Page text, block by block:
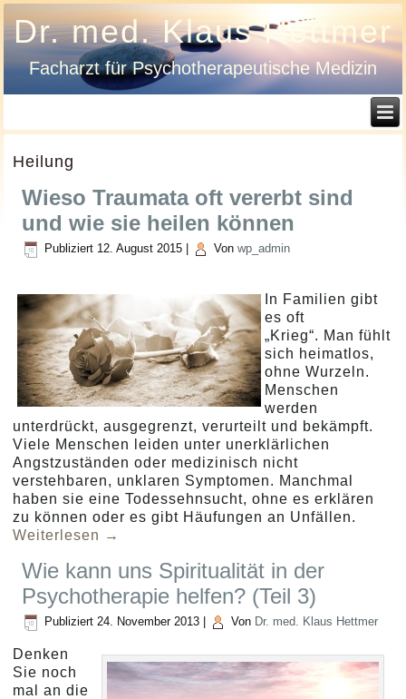
Dr. med. Klaus Hettmer
Facharzt für Psychotherapeutische Medizin
Heilung
Wieso Traumata oft vererbt sind
und wie sie heilen können
Publiziert 12. August 2015 Von wp_admin
In Familien gibt
es oft
„Krieg“. Man fühlt
sich heimatlos,
ohne Wurzeln.
Menschen
werden
unterdrückt, ausgegrenzt, verurteilt und bekämpft.
Viele Menschen leiden unter unerklärlichen
Angstzuständen oder medizinisch nicht
verstehbaren, unklaren Symptomen. Manchmal
haben sie eine Todessehnsucht, ohne es erklären
zu können oder es gibt Häufungen an Unfällen.
Weiterlesen →
Wie kann uns Spiritualität in der
Psychotherapie helfen? (Teil 3)
Publiziert 24. November 2013 Von Dr. med. Klaus Hettmer
Denken
Sie noch
mal an die